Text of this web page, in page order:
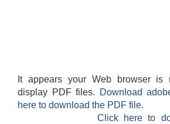
It appears your Web browser is
display PDF files.
Download
here to download the PDF file.
Click here to